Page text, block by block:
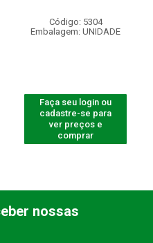
Código: 5304
Embalagem: UNIDADE
Faça seu login ou
cadastre-se para
ver preços e
comprar
nossas